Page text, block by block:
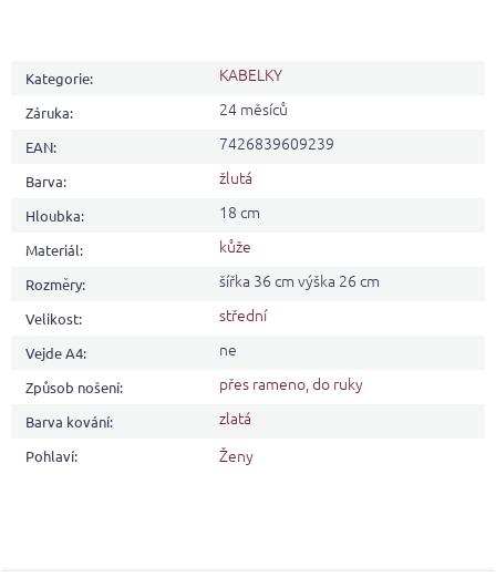
Kategorie: KABELKY
Záruka: 24 měsíců
EAN: 7426839609239
Barva: žlutá
Hloubka: 18 cm
Materiál: kůže
Rozměry: šířka 36 cm výška 26 cm
Velikost: střední
Vejde A4: ne
Způsob nošení: přes rameno,do ruky
Barva kování: zlatá
Pohlaví: Ženy